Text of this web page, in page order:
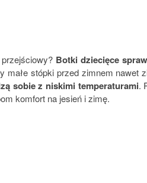
Botki dziecięce
małe stópki przed zimnem nawet
sobie z niskimi temperaturami.
komfort na jesień i zimę.